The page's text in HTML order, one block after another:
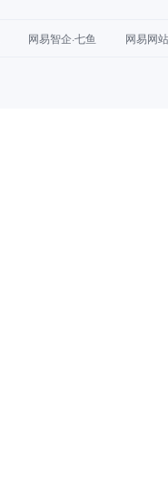
网易智企·七鱼 网易网